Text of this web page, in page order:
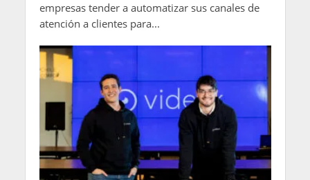
empresas tender a automatizar sus canales de
atención a clientes para...